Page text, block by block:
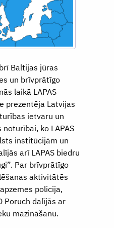
Baltijas jūras
un brīvprātīgo
laikā LAPAS
prezentēja Latvijas
ietvaru un
ko LAPAS
institūcijām un
arī LAPAS biedru
Par brīvprātīgo
aktivitātēs
policija,
Poruch dalījās ar
mazināšanu.